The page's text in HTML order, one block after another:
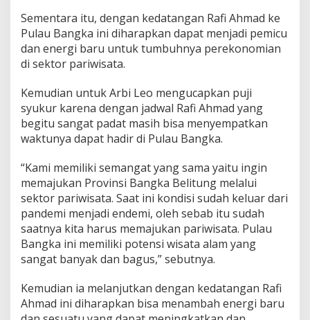
Sementara itu, dengan kedatangan Rafi Ahmad ke
Pulau Bangka ini diharapkan dapat menjadi pemicu
dan energi baru untuk tumbuhnya perekonomian
di sektor pariwisata.
Kemudian untuk Arbi Leo mengucapkan puji
syukur karena dengan jadwal Rafi Ahmad yang
begitu sangat padat masih bisa menyempatkan
waktunya dapat hadir di Pulau Bangka.
“Kami memiliki semangat yang sama yaitu ingin
memajukan Provinsi Bangka Belitung melalui
sektor pariwisata. Saat ini kondisi sudah keluar dari
pandemi menjadi endemi, oleh sebab itu sudah
saatnya kita harus memajukan pariwisata. Pulau
Bangka ini memiliki potensi wisata alam yang
sangat banyak dan bagus,” sebutnya.
Kemudian ia melanjutkan dengan kedatangan Rafi
Ahmad ini diharapkan bisa menambah energi baru